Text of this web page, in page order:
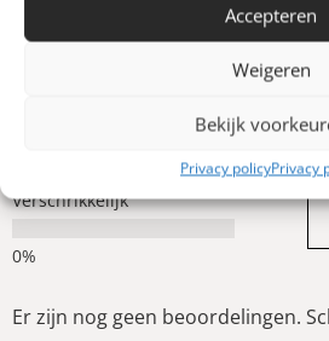
Accepteren
Weigeren
Bekijk
Privacy policyPrivacy
Gemiddeld
Verschrikkelijk
Er zijn nog geen beoordelingen.